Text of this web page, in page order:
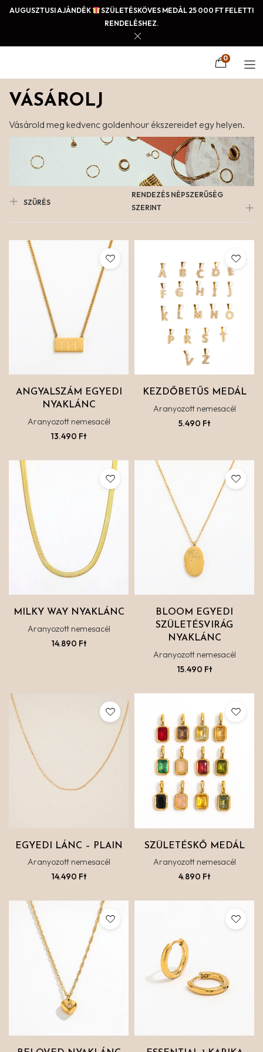
AUGUSZTUSI AJÁNDÉK
SZÜLETÉSKÖVES MEDÁL 25 000 FT FELETTI
RENDELÉSHEZ.
0
VÁSÁROLJ
Vásárold meg kedvenc goldenhour ékszereidet egy helyen.
SZŰRÉS
RENDEZÉS NÉPSZERŰSÉG
SZERINT
ANGYALSZÁM EGYEDI
NYAKLÁNC
Aranyozott nemesacél
13.490 Ft
KEZDŐBETŰS MEDÁL
Aranyozott nemesacél
5.490 Ft
MILKY WAY NYAKLÁNC
Aranyozott nemesacél
14.890 Ft
BLOOM EGYEDI
SZÜLETÉSVIRÁG
NYAKLÁNC
Aranyozott nemesacél
15.490 Ft
EGYEDI LÁNC – PLAIN
Aranyozott nemesacél
14.490 Ft
SZÜLETÉSKŐ MEDÁL
Aranyozott nemesacél
4.890 Ft